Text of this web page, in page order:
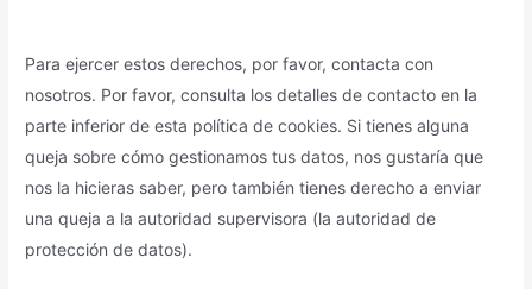
Para ejercer estos derechos, por favor, contacta con
nosotros. Por favor, consulta los detalles de contacto en la
parte inferior de esta política de cookies. Si tienes alguna
queja sobre cómo gestionamos tus datos, nos gustaría que
nos la hicieras saber, pero también tienes derecho a enviar
una queja a la autoridad supervisora (la autoridad de
protección de datos).